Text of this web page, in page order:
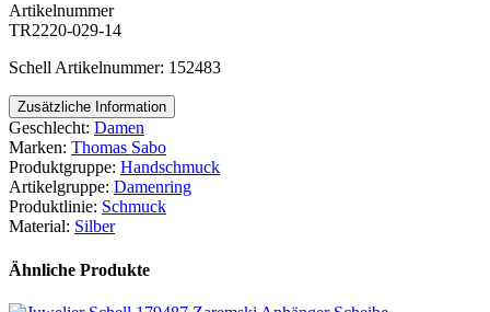
Artikelnummer
TR2220-029-14
Schell Artikelnummer: 152483
Zusätzliche Information
Geschlecht: Damen
Marken: Thomas Sabo
Produktgruppe: Handschmuck
Artikelgruppe: Damenring
Produktlinie: Schmuck
Material: Silber
Ähnliche Produkte